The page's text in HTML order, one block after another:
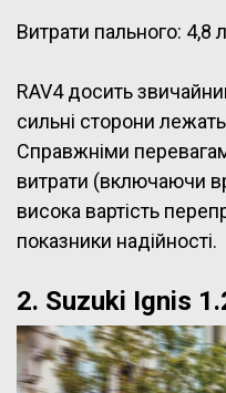
Витрати пального: 4,8
RAV4 досить
сильні сторони
Справжніми
витрати (включаючи
висока вартість
показники надійності.
2. Suzuki Ignis